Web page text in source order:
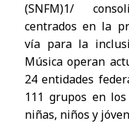
(SNFM)1/
centrados en la
vía para la
Música operan
24 entidades
111 grupos en
niñas, niños y